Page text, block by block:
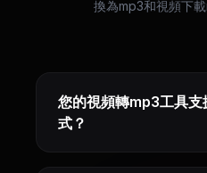
換為mp3和視頻下載
您的視頻轉mp3工具支
式？